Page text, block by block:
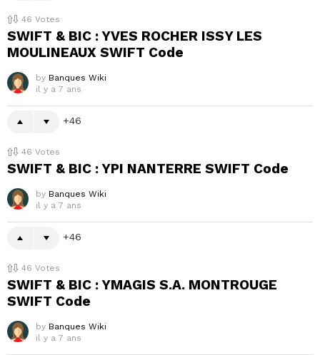
46 Votes
SWIFT & BIC : YVES ROCHER ISSY LES
MOULINEAUX SWIFT Code
by Banques Wiki
il y a 7 ans
46
46 Votes
SWIFT & BIC : YPI NANTERRE SWIFT Code
by Banques Wiki
il y a 7 ans
46
46 Votes
SWIFT & BIC : YMAGIS S.A. MONTROUGE
SWIFT Code
by Banques Wiki
il y a 7 ans